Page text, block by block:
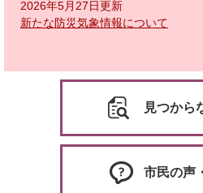
2026年5月27日更新
新たな防災気象情報について
見つから
市民の声